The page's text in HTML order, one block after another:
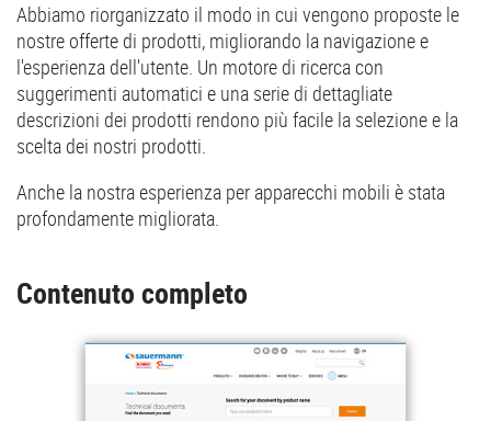
Abbiamo riorganizzato il modo in cui vengono proposte le
nostre offerte di prodotti, migliorando la navigazione e
l'esperienza dell'utente. Un motore di ricerca con
suggerimenti automatici e una serie di dettagliate
descrizioni dei prodotti rendono più facile la selezione e la
scelta dei nostri prodotti.
Anche la nostra esperienza per apparecchi mobili è stata
profondamente migliorata.
Contenuto completo